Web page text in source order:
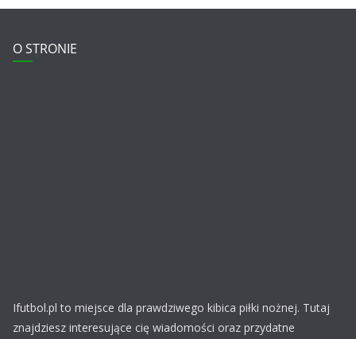
O STRONIE
Ifutbol.pl to miejsce dla prawdziwego kibica piłki nożnej. Tutaj
znajdziesz interesujące cię wiadomości oraz przydatne